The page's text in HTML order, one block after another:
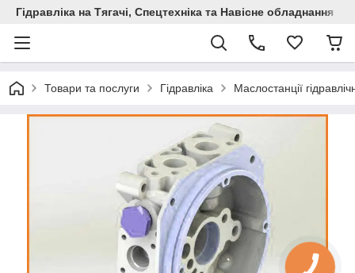
Гідравліка на Тягачі, Спецтехніка та Навісне обладнання
Товари та послуги Гідравліка Маслостанції